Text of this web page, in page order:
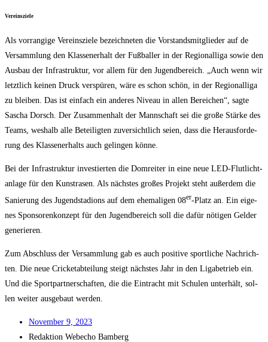
Ver­eins­zie­le
Als vor­ran­gi­ge Ver­eins­zie­le bezeich­ne­ten die Vor­stands­mit­glie­der auf de
Ver­samm­lung den Klas­sen­er­halt der Fuß­bal­ler in der Regio­nal­li­ga sowie den
Aus­bau der Infra­struk­tur, vor allem für den Jugend­be­reich. „Auch wenn wir
letzt­lich kei­nen Druck ver­spü­ren, wäre es schon schön, in der Regio­nal­li­ga
zu blei­ben. Das ist ein­fach ein ande­res Niveau in allen Berei­chen“, sag­te
Sascha Dorsch. Der Zusam­men­halt der Mann­schaft sei die gro­ße Stär­ke des
Teams, wes­halb alle Betei­lig­ten zuver­sicht­lich sei­en, dass die Her­aus­for­de­
rung des Klas­sen­er­halts auch gelin­gen könne.
Bei der Infra­struk­tur inves­tier­ten die Dom­rei­ter in eine neue LED-Flut­licht­
an­la­ge für den Kunst­ra­sen. Als nächs­tes gro­ßes Pro­jekt steht außer­dem die
Sanie­rung des Jugend­sta­di­ons auf dem ehe­ma­li­gen 08er-Platz an. Ein eige­
nes Spon­so­ren­kon­zept für den Jugend­be­reich soll die dafür nöti­gen Gel­der
generieren.
Zum Abschluss der Ver­samm­lung gab es auch posi­ti­ve sport­li­che Nach­rich­
ten. Die neue Cri­cket­ab­tei­lung steigt nächs­tes Jahr in den Liga­be­trieb ein.
Und die Sport­part­ner­schaf­ten, die die Ein­tracht mit Schu­len unter­hält, sol­
len wei­ter aus­ge­baut werden.
Novem­ber 9, 2023
Redak­ti­on Web­echo Bamberg